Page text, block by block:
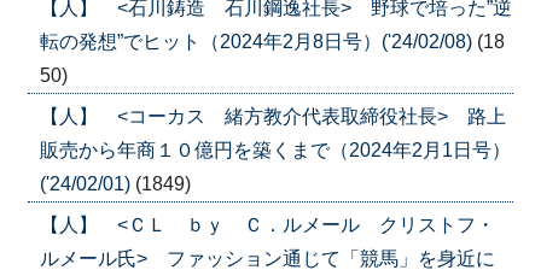
【人】 <石川鋳造 石川鋼逸社長> 野球で培った”逆
転の発想”でヒット（2024年2月8日号）('24/02/08) (18
50)
【人】 <コーカス 緒方教介代表取締役社長> 路上
販売から年商１０億円を築くまで（2024年2月1日号）
('24/02/01) (1849)
【人】 <ＣＬ ｂｙ Ｃ．ルメール クリストフ・
ルメール氏> ファッション通じて「競馬」を身近に